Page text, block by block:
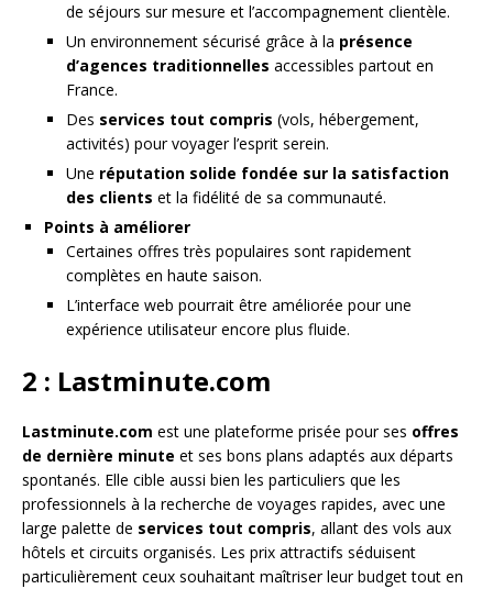
de séjours sur mesure et l’accompagnement clientèle.
Un environnement sécurisé grâce à la présence
d’agences traditionnelles accessibles partout en
France.
Des services tout compris (vols, hébergement,
activités) pour voyager l’esprit serein.
Une réputation solide fondée sur la satisfaction
des clients et la fidélité de sa communauté.
Points à améliorer
Certaines offres très populaires sont rapidement
complètes en haute saison.
L’interface web pourrait être améliorée pour une
expérience utilisateur encore plus fluide.
2 : Lastminute.com
Lastminute.com est une plateforme prisée pour ses offres
de dernière minute et ses bons plans adaptés aux départs
spontanés. Elle cible aussi bien les particuliers que les
professionnels à la recherche de voyages rapides, avec une
large palette de services tout compris, allant des vols aux
hôtels et circuits organisés. Les prix attractifs séduisent
particulièrement ceux souhaitant maîtriser leur budget tout en